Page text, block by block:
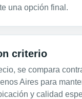
una opción final.
criterio
se compara
Aires para
y calidad